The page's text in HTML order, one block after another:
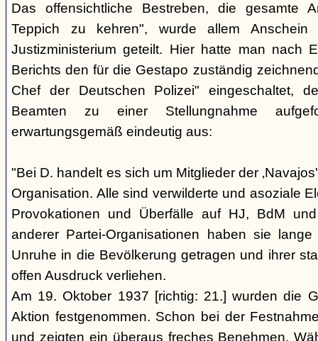
Das offensichtliche Bestreben, die gesamte
Teppich zu kehren", wurde allem
Justizministerium geteilt. Hier hatte man nach
Berichts den für die Gestapo zuständig
Chef der Deutschen Polizei" eingeschaltet,
Beamten zu einer Stellungnahme
erwartungsgemäß eindeutig aus:
"Bei D. handelt es sich um Mitglieder der
Organisation. Alle sind verwilderte und asoziale
Provokationen und Überfälle auf HJ, BdM
anderer Partei-Organisationen haben sie
Unruhe in die Bevölkerung getragen und ihrer
offen Ausdruck verliehen.
Am 19. Oktober 1937 [richtig: 21.] wurden die
Aktion festgenommen. Schon bei der
und zeigten ein überaus freches Benehmen.